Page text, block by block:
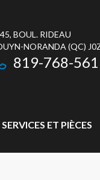
BOUL. RIDEAU
NORANDA (QC)
819-768-
SERVICES ET PIÈCES